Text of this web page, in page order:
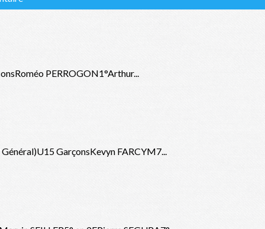
PERROGON1°Arthur...
GarçonsKevyn FARCYM7...